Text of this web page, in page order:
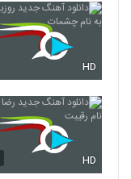
6286
6287
HD
HD